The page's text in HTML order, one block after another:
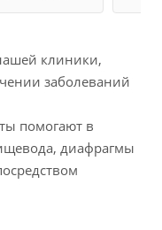
клиники,
заболеваний
помогают в
диафрагмы